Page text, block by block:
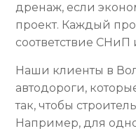
дренаж, если
проект. Каждый
соответствие СНиП
Наши клиенты в
автодороги,
так, чтобы
Например, для